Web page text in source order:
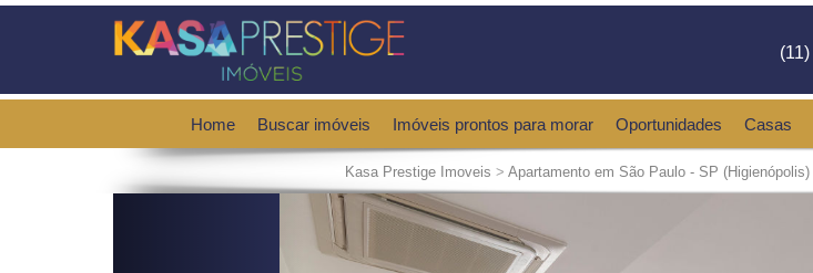
(11)
Home Buscar imóveis Imóveis prontos para morar Oportunidades Casas
Kasa Prestige Imoveis > Apartamento em São Paulo - SP (Higienópolis)